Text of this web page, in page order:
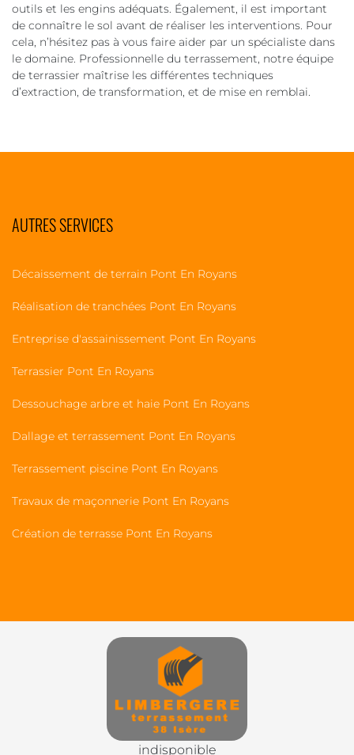
outils et les engins adéquats. Également, il est important
de connaître le sol avant de réaliser les interventions. Pour
cela, n’hésitez pas à vous faire aider par un spécialiste dans
le domaine. Professionnelle du terrassement, notre équipe
de terrassier maîtrise les différentes techniques
d’extraction, de transformation, et de mise en remblai.
AUTRES SERVICES
Décaissement de terrain Pont En Royans
Réalisation de tranchées Pont En Royans
Entreprise d'assainissement Pont En Royans
Terrassier Pont En Royans
Dessouchage arbre et haie Pont En Royans
Dallage et terrassement Pont En Royans
Terrassement piscine Pont En Royans
Travaux de maçonnerie Pont En Royans
Création de terrasse Pont En Royans
indisponible